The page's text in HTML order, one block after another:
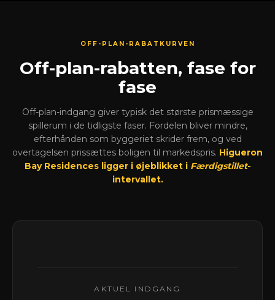
OFF-PLAN-RABATKURVEN
Off-plan-rabatten, fase for
fase
Off-plan-indgang giver typisk det største prismæssige
spillerum i de tidligste faser. Fordelen bliver mindre,
efterhånden som byggeriet skrider frem, og ved
overtagelsen prissættes boligen til markedspris. Higueron
Bay Residences ligger i øjeblikket i Færdigstillet-
intervallet.
AKTUEL INDGANG